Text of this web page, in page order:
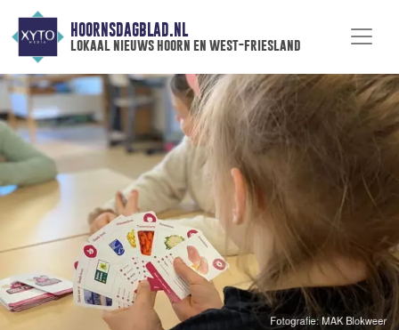
HOORNSDAGBLAD.NL
lokaal nieuws hoorn en west-friesland